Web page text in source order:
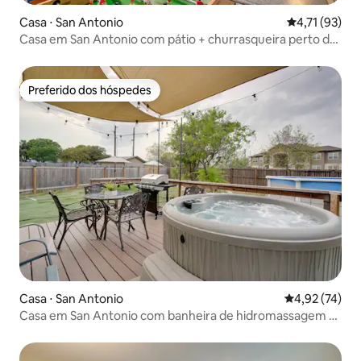
Casa ⋅ San Antonio 4,71 de uma
4,71 (93)
Casa em San Antonio com pátio + churrasqueira perto do
Preferido dos hóspedes
Preferido dos hóspedes
Casa ⋅ San Antonio 4,92 de uma
4,92 (74)
Casa em San Antonio com banheira de hidromassagem —